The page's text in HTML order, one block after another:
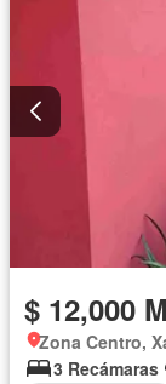
$ 12,000
Zona Centro,
3 Recámaras